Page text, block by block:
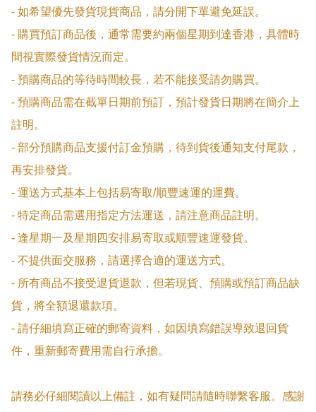
- 如希望優先發貨現貨商品，請分開下單避免延誤。
- 購買預訂商品後，通常需要約兩個星期到達香港，具體時
間視實際發貨情況而定。
- 預購商品的等待時間較長，若不能接受請勿購買。
- 預購商品需在截單日期前預訂，預計發貨日期將在簡介上
註明。
- 部分預購商品支援付訂金預購，待到貨後通知支付尾款，
再安排發貨。
- 運送方式基本上包括易寄取/順豐速運的運費。
- 特定商品需選用指定方法運送，請注意商品註明。
- 逢星期一及星期四安排易寄取或順豐速運發貨。
- 不提供面交服務，請選擇合適的運送方式。
- 所有商品不接受退貨退款，但若現貨、預購或預訂商品缺
貨，將全額退還款項。
- 請仔細填寫正確的郵寄資料，如因填寫錯誤導致退回貨
件，重新郵寄費用需自行承擔。
請務必仔細閱讀以上備註，如有疑問請隨時聯繫客服。感謝